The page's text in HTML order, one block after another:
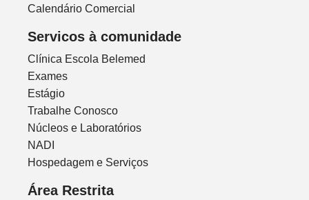
Calendário Comercial
Servicos à comunidade
Clínica Escola Belemed
Exames
Estágio
Trabalhe Conosco
Núcleos e Laboratórios
NADI
Hospedagem e Serviços
Área Restrita